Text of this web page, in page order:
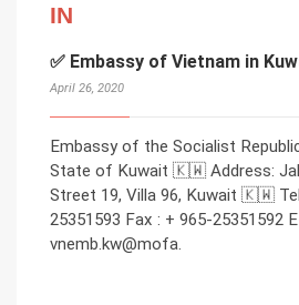
IN
✅ Embassy of Vietnam in
April 26, 2020
Embassy of the Socialist
State of Kuwait 🇰🇼 Address:
Street 19, Villa 96, Kuwait 🇰🇼
25351593 Fax : + 965-25351592
vnemb.kw@mofa.